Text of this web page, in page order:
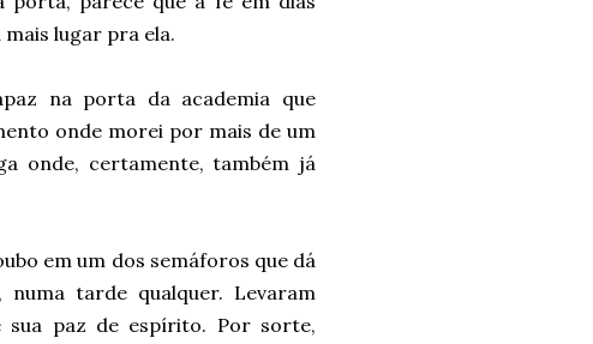
lugar pra ela.
na porta da academia que
onde morei por mais de um
onde, certamente, também já
em um dos semáforos que dá
tarde qualquer. Levaram
sua paz de espírito. Por sorte,